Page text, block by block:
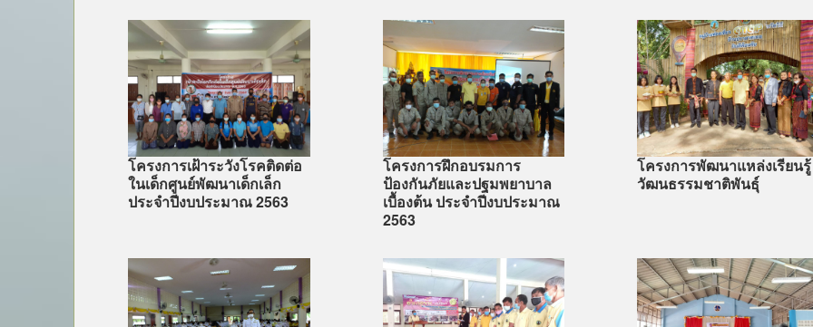
โครงการเฝ้าระวังโรคติดต่อ
ในเด็กศูนย์พัฒนาเด็กเล็ก
ประจำปีงบประมาณ 2563
โครงการฝึกอบรมการ
ป้องกันภัยและปฐมพยาบาล
เบื้องต้น ประจำปีงบประมาณ
2563
โครงการพัฒนาแหล่งเรียนรู้
วัฒนธรรมชาติพันธ์ุ